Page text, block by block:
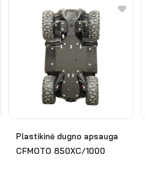
Plastikinė dugno apsauga
CFMOTO 850XC/1000